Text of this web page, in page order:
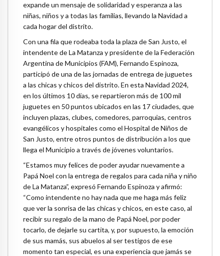
expande un mensaje de solidaridad y esperanza a las
niñas, niños y a todas las familias, llevando la Navidad a
cada hogar del distrito.
Con una fila que rodeaba toda la plaza de San Justo, el
intendente de La Matanza y presidente de la Federación
Argentina de Municipios (FAM), Fernando Espinoza,
participó de una de las jornadas de entrega de juguetes
a las chicas y chicos del distrito. En esta Navidad 2024,
en los últimos 10 días, se repartieron más de 100 mil
juguetes en 50 puntos ubicados en las 17 ciudades, que
incluyen plazas, clubes, comedores, parroquias, centros
evangélicos y hospitales como el Hospital de Niños de
San Justo, entre otros puntos de distribución a los que
llega el Municipio a través de jóvenes voluntarios.
“Estamos muy felices de poder ayudar nuevamente a
Papá Noel con la entrega de regalos para cada niña y niño
de La Matanza”, expresó Fernando Espinoza y afirmó:
“Como intendente no hay nada que me haga más feliz
que ver la sonrisa de las chicas y chicos, en este caso, al
recibir su regalo de la mano de Papá Noel, por poder
tocarlo, de dejarle su cartita, y, por supuesto, la emoción
de sus mamás, sus abuelos al ser testigos de ese
momento tan especial, es una experiencia que jamás se